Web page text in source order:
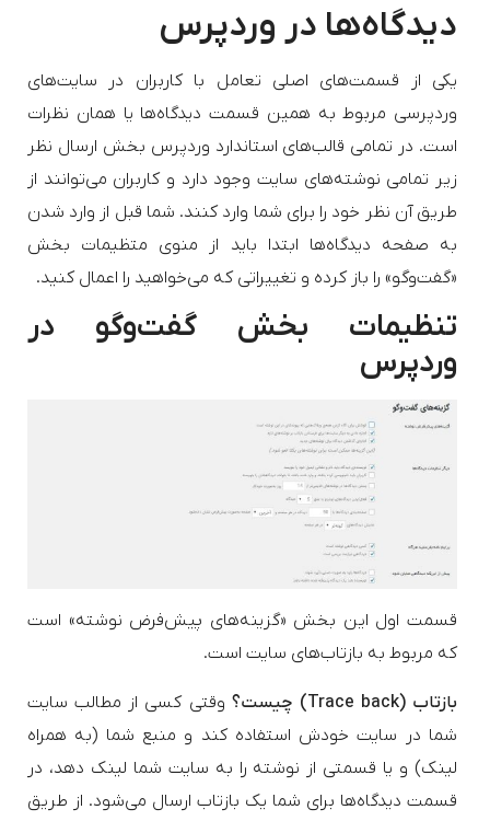
دیدگاه‌ها در وردپرس
یکی از قسمت‌های اصلی تعامل با کاربران در سایت‌های
وردپرسی مربوط به همین قسمت دیدگاه‌ها یا همان نظرات
است. در تمامی قالب‌های استاندارد وردپرس بخش ارسال نظر
زیر تمامی نوشته‌های سایت وجود دارد و کاربران می‌توانند از
طریق آن نظر خود را برای شما وارد کنند. شما قبل از وارد شدن
به صفحه دیدگاه‌ها ابتدا باید از منوی متظیمات بخش‌
«گفت‌و‌گو» را باز کرده و تغییراتی که می‌خواهید را اعمال کنید.
تنظیمات بخش گفت‌و‌گو در
وردپرس
قسمت اول این بخش «گزینه‌های پیش‌فرض نوشته» است
که مربوط به بازتاب‌های سایت است.
بازتاب (Trace back) چیست؟ وقتی کسی از مطالب سایت
شما در سایت خودش استفاده کند و منبع شما (به همراه
لینک) و یا قسمتی از نوشته را به سایت شما لینک دهد، در
قسمت دیدگاه‌ها برای شما یک بازتاب ارسال می‌شود. از طریق